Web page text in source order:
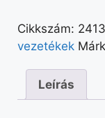
Cikkszám:
vezetékek
Leírás